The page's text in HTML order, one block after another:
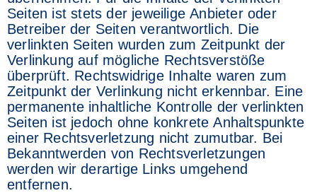
Seiten ist stets der jeweilige Anbieter oder
Betreiber der Seiten verantwortlich. Die
verlinkten Seiten wurden zum Zeitpunkt der
Verlinkung auf mögliche Rechtsverstöße
überprüft. Rechtswidrige Inhalte waren zum
Zeitpunkt der Verlinkung nicht erkennbar. Eine
permanente inhaltliche Kontrolle der verlinkten
Seiten ist jedoch ohne konkrete Anhaltspunkte
einer Rechtsverletzung nicht zumutbar. Bei
Bekanntwerden von Rechtsverletzungen
werden wir derartige Links umgehend
entfernen.